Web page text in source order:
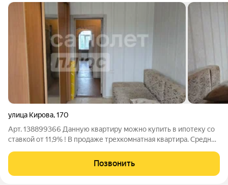
улица Кирова,170
Арт. 138899366 Данную квартиру можно купить в ипотеку со
ставкой от 11,9% ! В продаже трехкомнатная квартира. Средний
к сделке! ОПИСАНИЕ ОБЪЕКТА:Площадь: 64,2 кв.м Этаж: 3/4
Косметический
Позвонить